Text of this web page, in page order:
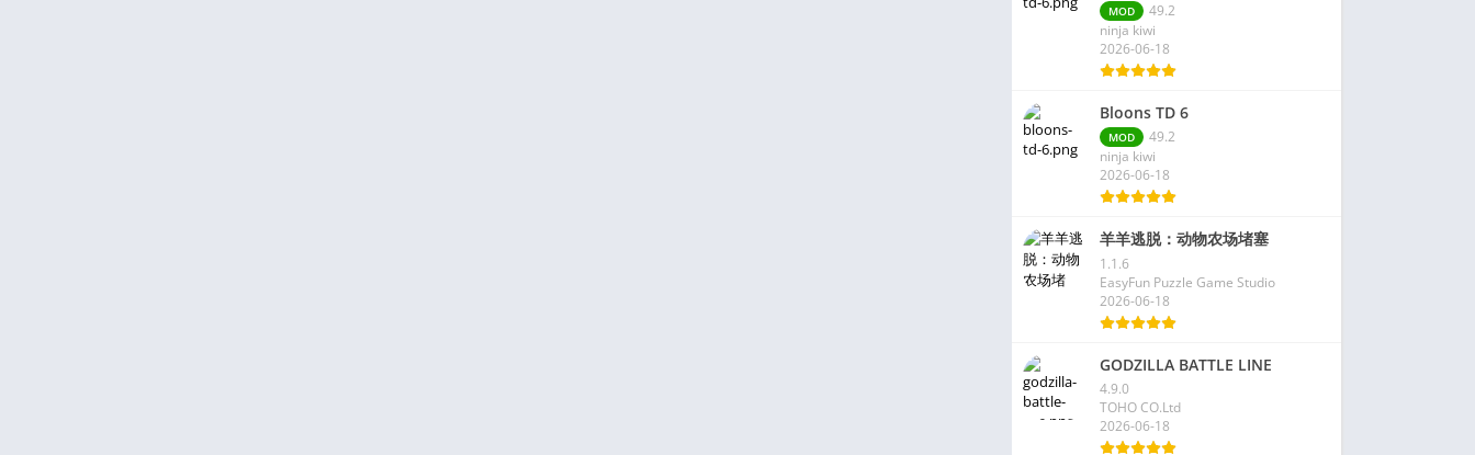
MOD
49.2
ninja kiwi
2026-06-18
Bloons TD 6
MOD
49.2
ninja kiwi
2026-06-18
羊羊逃脱：动物农场堵塞
1.1.6
EasyFun Puzzle Game Studio
2026-06-18
GODZILLA BATTLE LINE
4.9.0
TOHO CO.Ltd
2026-06-18